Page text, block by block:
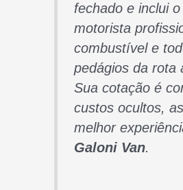
fechado e inclui
motorista
combustível e
pedágios da rota
Sua cotação é
custos ocultos,
melhor
Galoni Van.